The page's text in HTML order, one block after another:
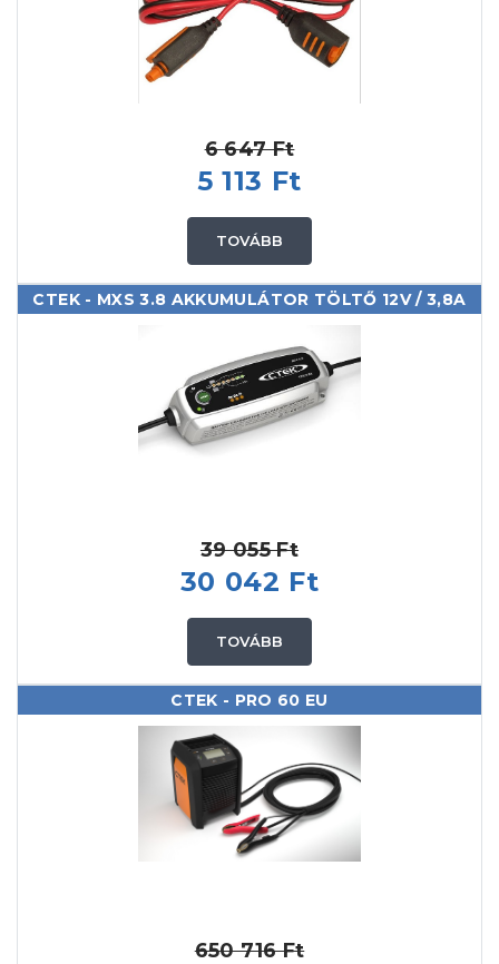
6 647 Ft
5 113 Ft
TOVÁBB
CTEK - MXS 3.8 AKKUMULÁTOR TÖLTŐ 12V / 3,8A
39 055 Ft
30 042 Ft
TOVÁBB
CTEK - PRO 60 EU
650 716 Ft